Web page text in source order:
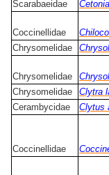
Scarabaeidae
Coccinellidae
Chrysomelidae
Chrysomelidae
Chrysomelidae
Clytra
Cerambycidae
Clytus
Coccinellidae